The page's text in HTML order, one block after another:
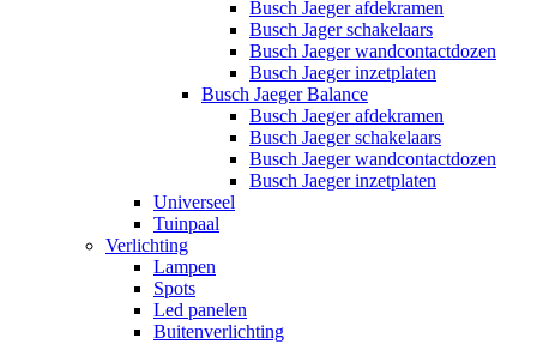
Busch Jaeger afdekramen
Busch Jager schakelaars
Busch Jaeger wandcontactdozen
Busch Jaeger inzetplaten
Busch Jaeger Balance
Busch Jaeger afdekramen
Busch Jaeger schakelaars
Busch Jaeger wandcontactdozen
Busch Jaeger inzetplaten
Universeel
Tuinpaal
Verlichting
Lampen
Spots
Led panelen
Buitenverlichting